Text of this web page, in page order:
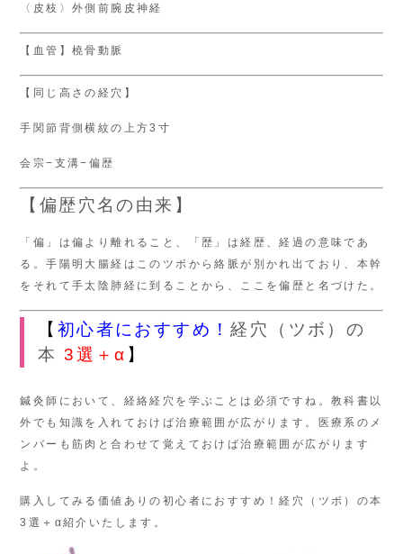
〈皮枝〉外側前腕皮神経
【血管】橈骨動脈
【同じ高さの経穴】
手関節背側横紋の上方3寸
会宗−支溝−偏歴
【偏歴穴名の由来】
「偏」は偏より離れること、「歴」は経歴、経過の意味であ
る。手陽明大腸経はこのツボから絡脈が別かれ出ており、本幹
をそれて手太陰肺経に到ることから、ここを偏歴と名づけた。
【 初心者におすすめ！経穴（ツボ）の
本3選＋α 】
鍼灸師において、経絡経穴を学ぶことは必須ですね。教科書以
外でも知識を入れておけば治療範囲が広がります。医療系のメ
ンバーも筋肉と合わせて覚えておけば治療範囲が広がります
よ。
購入してみる価値ありの初心者におすすめ！経穴（ツボ）の本
3選＋α紹介いたします。